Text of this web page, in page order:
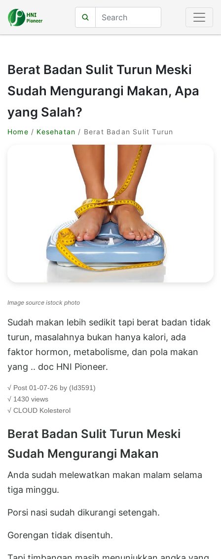
Berat Badan Sulit Turun Meski
Sudah Mengurangi Makan, Apa
yang Salah?
Home / Kesehatan / Berat Badan Sulit Turun
Image source istock photo
Sudah makan lebih sedikit tapi berat badan tidak
turun, masalahnya bukan hanya kalori, ada
faktor hormon, metabolisme, dan pola makan
yang .. doc HNI Pioneer.
√ Post 01-07-26 by (Id3591)
√ 1430 views
√ CLOUD Kolesterol
Berat Badan Sulit Turun Meski
Sudah Mengurangi Makan
Anda sudah melewatkan makan malam selama
tiga minggu.
Porsi nasi sudah dikurangi setengah.
Gorengan tidak disentuh.